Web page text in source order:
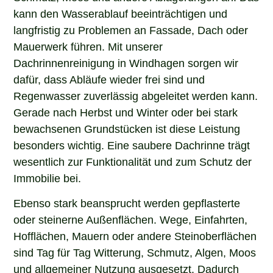
kann den Wasserablauf beeinträchtigen und
langfristig zu Problemen an Fassade, Dach oder
Mauerwerk führen. Mit unserer
Dachrinnenreinigung in Windhagen sorgen wir
dafür, dass Abläufe wieder frei sind und
Regenwasser zuverlässig abgeleitet werden kann.
Gerade nach Herbst und Winter oder bei stark
bewachsenen Grundstücken ist diese Leistung
besonders wichtig. Eine saubere Dachrinne trägt
wesentlich zur Funktionalität und zum Schutz der
Immobilie bei.
Ebenso stark beansprucht werden gepflasterte
oder steinerne Außenflächen. Wege, Einfahrten,
Hofflächen, Mauern oder andere Steinoberflächen
sind Tag für Tag Witterung, Schmutz, Algen, Moos
und allgemeiner Nutzung ausgesetzt. Dadurch